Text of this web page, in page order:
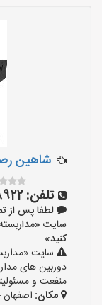
شاهین
تلفن:
لطفا پس از
کنید»
سایت
دوربین های
منفعت و
مکان: